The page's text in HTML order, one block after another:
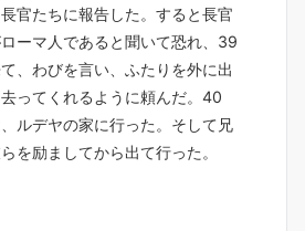
官たちに報告した。すると長官
ーマ人であると聞いて恐れ、39
、わびを言い、ふたりを外に出
ってくれるように頼んだ。40
ルデヤの家に行った。そして兄
を励ましてから出て行った。